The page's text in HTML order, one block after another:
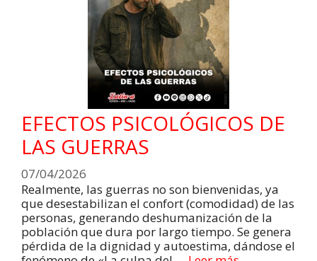
EFECTOS PSICOLÓGICOS DE
LAS GUERRAS
07/04/2026
Realmente, las guerras no son bienvenidas, ya
que desestabilizan el confort (comodidad) de las
personas, generando deshumanización de la
población que dura por largo tiempo. Se genera
pérdida de la dignidad y autoestima, dándose el